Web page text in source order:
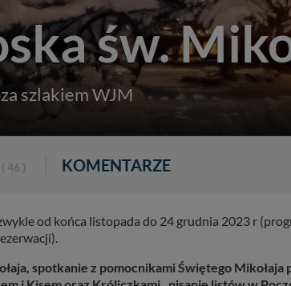
św.
szlakiem WJM
( 46 ) KOMENTARZE
od końca listopada do 24 grudnia 2023 r
spotkanie z pomocnikami Świętego